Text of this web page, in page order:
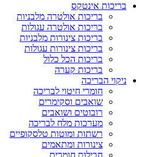
בריכות אינטקס
בריכות אולטרה מלבניות
בריכות אולטרה עגולות
בריכות צינורות מלבניות
בריכות צינורות עגולות
בריכות הכל כלול
בריכות קערה
ניקוי הבריכה
חומרי חיטוי לבריכה
שואבים וסקימרים
רובוטים ושואבים
מערכות מלח לבריכה
רשתות ומוטות טלסקופיים
צינורות ומתאמים